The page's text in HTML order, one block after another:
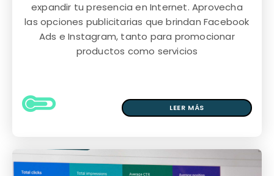
expandir tu presencia en Internet. Aprovecha
las opciones publicitarias que brindan Facebook
Ads e Instagram, tanto para promocionar
productos como servicios
LEER MÁS